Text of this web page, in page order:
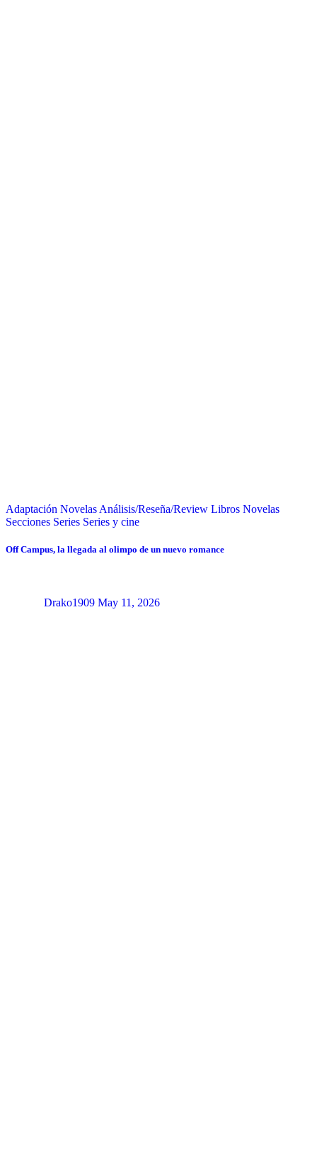
Adaptación Novelas Análisis/Reseña/Review Libros Novelas
Secciones Series Series y cine
Off Campus, la llegada al olimpo de un nuevo romance
Drako1909 May 11, 2026